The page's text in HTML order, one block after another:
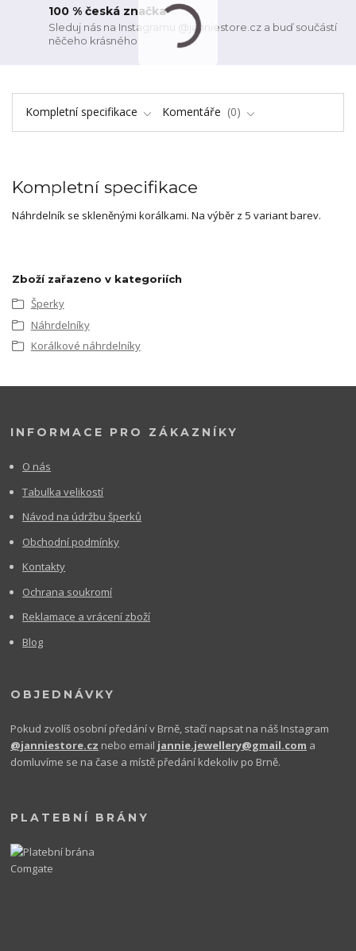
100 % česká značka
Sleduj nás na Instagramu @janniestore.cz a buď součástí
něčeho krásného
Kompletní specifikace Komentáře 0
Kompletní specifikace
Náhrdelník se skleněnými korálkami. Na výběr z 5 variant barev.
Zboží zařazeno v kategoriích
Šperky
Náhrdelníky
Korálkové náhrdelníky
INFORMACE PRO ZÁKAZNÍKY
O nás
Tabulka velikostí
Návod na údržbu šperků
Obchodní podmínky
Kontakty
Ochrana soukromí
Reklamace a vrácení zboží
Blog
OBJEDNÁVKY
Pokud zvolíš osobní předání v Brně, stačí napsat na náš Instagram
@janniestore.cz nebo email jannie.jewellery@gmail.com a
domluvíme se na čase a místě předání kdekoliv po Brně.
PLATEBNÍ BRÁNY